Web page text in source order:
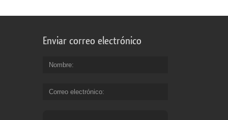
Enviar correo electrónico
Nombre
Correo electrónico